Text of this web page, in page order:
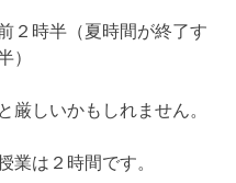
２時半（夏時間が終了す
）
厳しいかもしれません。
業は２時間です。